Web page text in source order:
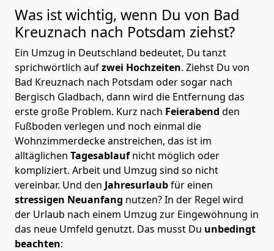
Was ist wichtig, wenn Du von Bad
Kreuznach nach Potsdam ziehst?
Ein Umzug in Deutschland bedeutet, Du tanzt
sprichwörtlich aufzwei Hochzeiten. Ziehst Du von
Bad Kreuznach nach Potsdam oder sogar nach
Bergisch Gladbach, dann wird die Entfernung das
erste große Problem. Kurz nach Feierabend den
Fußboden verlegen und noch einmal die
Wohnzimmerdecke anstreichen, das ist im
alltäglichen Tagesablaufnicht möglich oder
kompliziert. Arbeit und Umzug sind so nicht
vereinbar. Und den Jahresurlaubfür einen
stressigen Neuanfang nutzen? In der Regel wird
der Urlaub nach einem Umzug zur Eingewöhnung in
das neue Umfeld genutzt. Das musst Du unbedingt
beachten: